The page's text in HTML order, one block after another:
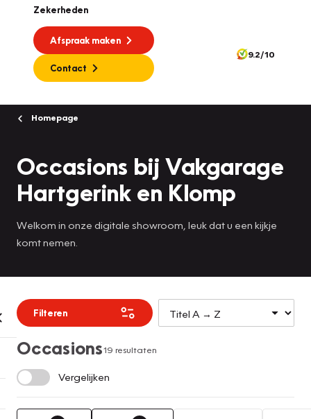
Zekerheden
Afspraak maken
Contact
9.2/10
Homepage
Occasions bij Vakgarage
Hartgerink en Klomp
Welkom in onze digitale showroom, leuk dat u een kijkje
komt nemen.
Filteren
Occasions19 resultaten
Vergelijken